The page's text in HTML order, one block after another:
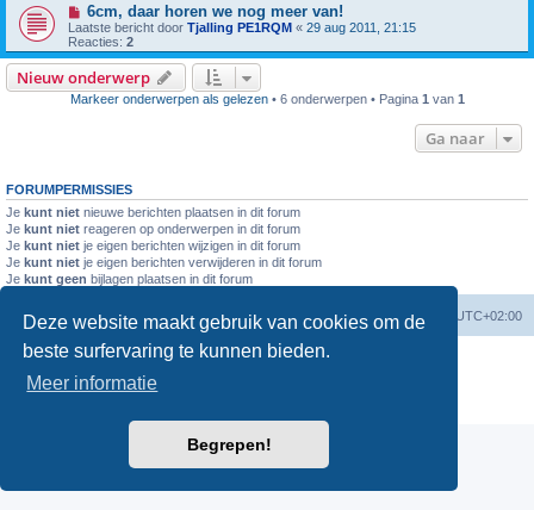
Deze website maakt gebruik van cookies om de
beste surfervaring te kunnen bieden.
Meer informatie
Begrepen!
6cm, daar horen we nog meer van!
Laatste bericht door Tjalling PE1RQM « 29 aug 2011, 21:15
Reacties: 2
Nieuw onderwerp
Markeer onderwerpen als gelezen• 6 onderwerpen • Pagina 1 van 1
Ga naar
FORUMPERMISSIES
Je kunt niet nieuwe berichten plaatsen in dit forum
Je kunt niet reageren op onderwerpen in dit forum
Je kunt niet je eigen berichten wijzigen in dit forum
Je kunt niet je eigen berichten verwijderen in dit forum
Je kunt geen bijlagen plaatsen in dit forum
Forumoverzicht Alle tijden zijn UTC+02:00
Verwijder cookies
Powered byphpBB ® Forum Software © phpBB Limited